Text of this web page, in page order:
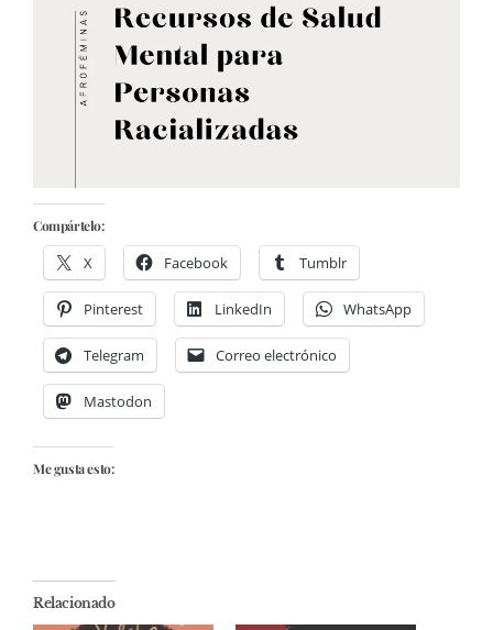
Compártelo:
X Facebook Tumblr
Pinterest LinkedIn WhatsApp
Telegram Correo electrónico
Mastodon
Me gusta esto:
Relacionado